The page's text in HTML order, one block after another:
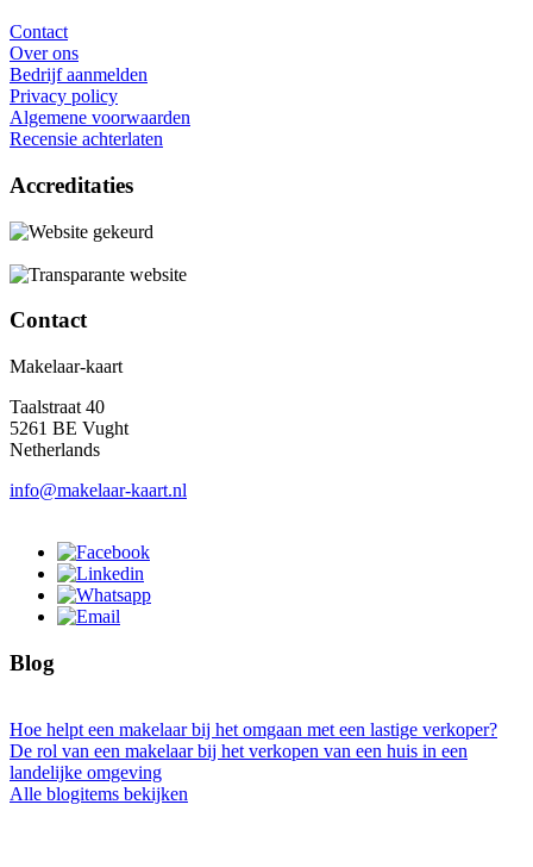
Contact
Over ons
Bedrijf aanmelden
Privacy policy
Algemene voorwaarden
Recensie achterlaten
Accreditaties
Contact
Makelaar-kaart
Taalstraat 40
5261 BE Vught
Netherlands
info@makelaar-kaart.nl
Blog
Hoe helpt een makelaar bij het omgaan met een lastige verkoper?
De rol van een makelaar bij het verkopen van een huis in een
landelijke omgeving
Alle blogitems bekijken